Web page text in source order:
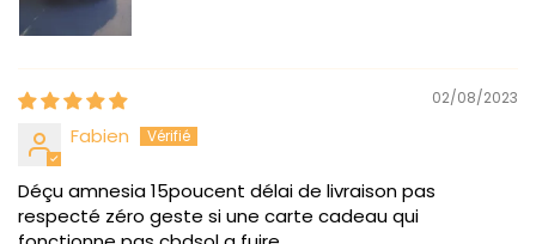
02/08/2023
Fabien
Déçu amnesia 15poucent délai de livraison pas
respecté zéro geste si une carte cadeau qui